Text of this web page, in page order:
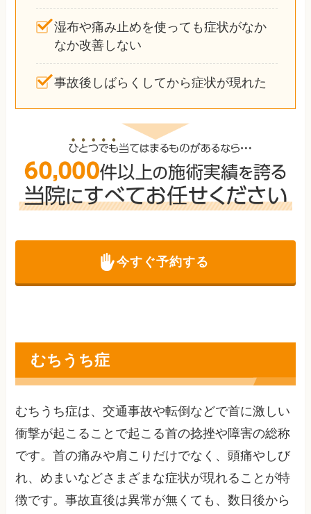
湿布や痛み止めを使っても症状がなか
なか改善しない
事故後しばらくしてから症状が現れた
今すぐ予約する
むちうち症
むちうち症は、交通事故や転倒などで首に激しい
衝撃が起こることで起こる首の捻挫や障害の総称
です。首の痛みや肩こりだけでなく、頭痛やしび
れ、めまいなどさまざまな症状が現れることが特
徴です。事故直後は異常が無くても、数日後から